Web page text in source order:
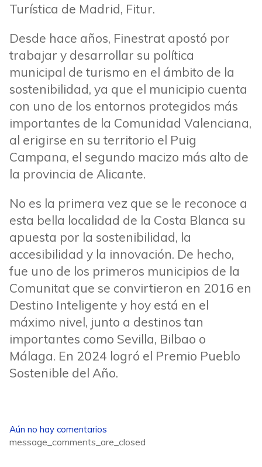
Turística de Madrid, Fitur.
Desde hace años, Finestrat apostó por
trabajar y desarrollar su política
municipal de turismo en el ámbito de la
sostenibilidad, ya que el municipio cuenta
con uno de los entornos protegidos más
importantes de la Comunidad Valenciana,
al erigirse en su territorio el Puig
Campana, el segundo macizo más alto de
la provincia de Alicante.
No es la primera vez que se le reconoce a
esta bella localidad de la Costa Blanca su
apuesta por la sostenibilidad, la
accesibilidad y la innovación. De hecho,
fue uno de los primeros municipios de la
Comunitat que se convirtieron en 2016 en
Destino Inteligente y hoy está en el
máximo nivel, junto a destinos tan
importantes como Sevilla, Bilbao o
Málaga. En 2024 logró el Premio Pueblo
Sostenible del Año.
Aún no hay comentarios
message_comments_are_closed